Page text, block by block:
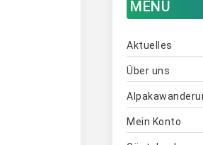
MENÜ
Aktuelles
Über uns
Mein Konto